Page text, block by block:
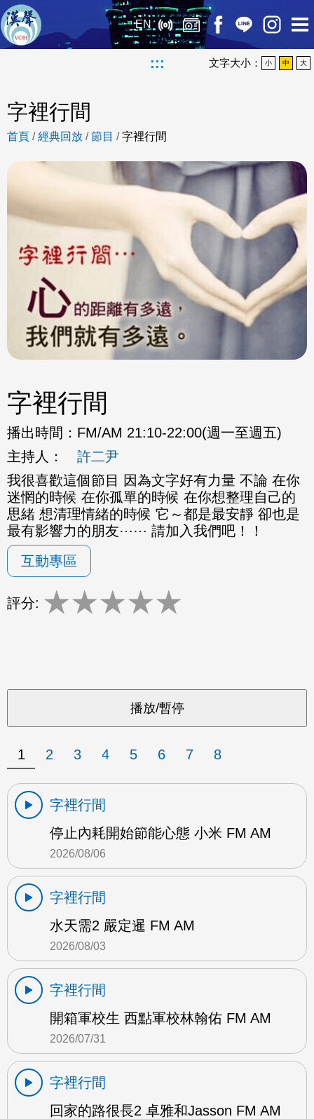
EN
::: 文字大小： 小 中 大
字裡行間
首頁 /經典回放 /節目 /字裡行間
字裡行間
播出時間： FM/AM 21:10-22:00(週一至週五)
主持人：
許二尹
我很喜歡這個節目 因為文字好有力量 不論 在你
迷惘的時候 在你孤單的時候 在你想整理自己的
思緒 想清理情緒的時候 它～都是最安靜 卻也是
最有影響力的朋友⋯⋯ 請加入我們吧！！
互動專區
評分: ★★★★★
1 2 3 4 5 6 7 8
字裡行間
停止內耗開始節能心態 小米 FM AM
2026/08/06
字裡行間
水天需2 嚴定暹 FM AM
2026/08/03
字裡行間
開箱軍校生 西點軍校林翰佑 FM AM
2026/07/31
字裡行間
回家的路很長2 卓雅和Jasson FM AM